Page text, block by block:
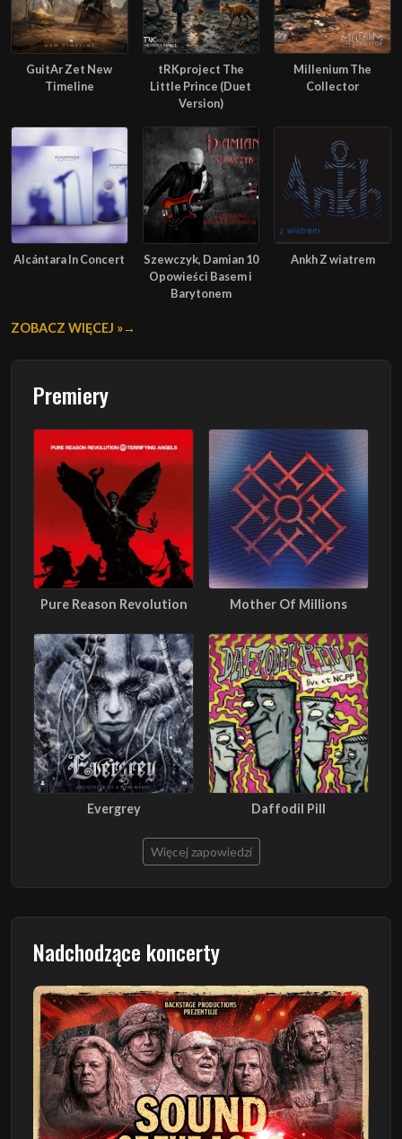
GuitAr Zet New
Timeline
tRKproject The
Little Prince (Duet
Version)
Millenium The
Collector
Alcántara In Concert
Szewczyk, Damian 10
Opowieści Basem i
Barytonem
Ankh Z wiatrem
ZOBACZ WIĘCEJ »
Premiery
Pure Reason Revolution Mother Of Millions
Evergrey Daffodil Pill
Więcej zapowiedzi
Nadchodzące koncerty